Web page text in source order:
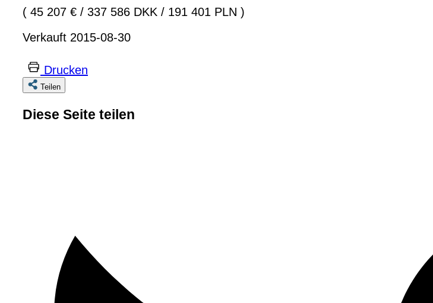
( 45 207 € / 337 586 DKK / 191 401 PLN )
Verkauft 2015-08-30
Drucken
Teilen
Diese Seite teilen